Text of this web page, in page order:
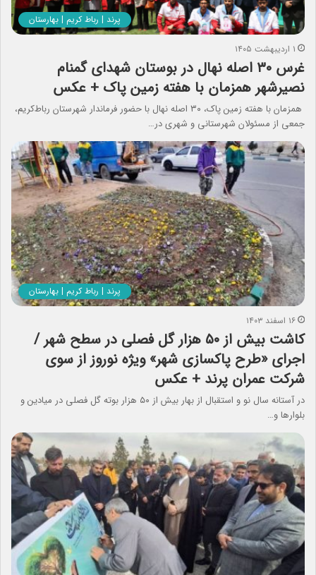
پرند | رباط کریم | بهارستان
۱ اردیبهشت ۱۴۰۵
غرس ۳۰ اصله نهال در بوستان شهدای گمنام
نصیرشهر همزمان با هفته زمین پاک + عکس
همزمان با هفته زمین پاک، ۳۰ اصله نهال با حضور فرماندار شهرستان رباط‌کریم،
جمعی از مسئولان شهرستانی و شهری در…
پرند | رباط کریم | بهارستان
۱۶ اسفند ۱۴۰۳
کاشت بیش از ۵۰ هزار گل فصلی در سطح شهر /
اجرای «طرح پاکسازی شهر» ویژه نوروز از سوی
شرکت عمران پرند + عکس
در آستانه سال نو و استقبال از بهار بیش از ۵۰ هزار بوته گل فصلی در میادین و
بلوارها و…